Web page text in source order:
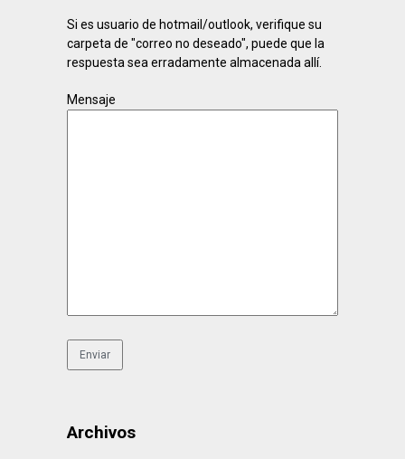
Si es usuario de hotmail/outlook, verifique su
carpeta de "correo no deseado", puede que la
respuesta sea erradamente almacenada allí.
Mensaje
Archivos